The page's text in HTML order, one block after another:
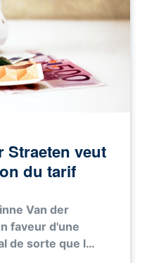
Straeten veut
du tarif
Van der
faveur d'une
de sorte que l…